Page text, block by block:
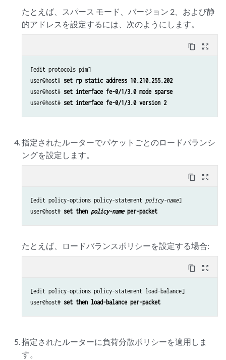
たとえば、スパース モード、バージョン 2、および静
的アドレスを設定するには、次のようにします。
content_copy zoom_out_map
[edit protocols pim]
user@host# set rp static address 10.210.255.202
user@host# set interface fe-0/1/3.0 mode sparse
user@host# set interface fe-0/1/3.0 version 2
指定されたルーターでパケットごとのロードバランシ
ングを設定します。
content_copy zoom_out_map
[edit policy-options policy-statement policy-name]
user@host# set then policy-name per-packet
たとえば、ロードバランスポリシーを設定する場合:
content_copy zoom_out_map
[edit policy-options policy-statement load-balance]
user@host# set then load-balance per-packet
指定されたルーターに負荷分散ポリシーを適用しま
す。